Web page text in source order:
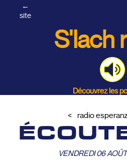
S'lach
Découvrez les
←
site
radio
VENDREDI 06